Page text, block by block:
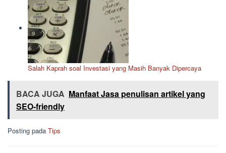
Salah Kaprah soal Investasi yang Masih Banyak Dipercaya
BACA JUGA Manfaat Jasa penulisan artikel yang
SEO-friendly
Posting pada Tips